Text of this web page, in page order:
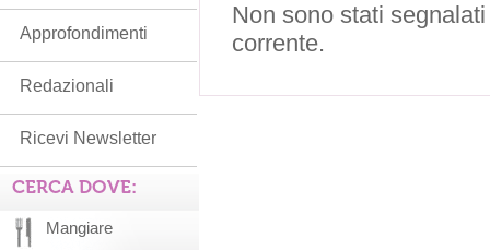
Non sono stati
corrente.
Approfondimenti
Redazionali
Ricevi Newsletter
CERCA DOVE:
Mangiare